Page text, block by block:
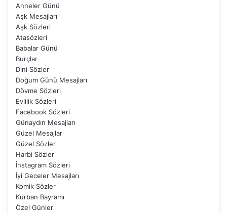
Anneler Günü
Aşk Mesajları
Aşk Sözleri
Atasözleri
Babalar Günü
Burçlar
Dini Sözler
Doğum Günü Mesajları
Dövme Sözleri
Evlilik Sözleri
Facebook Sözleri
Günaydın Mesajları
Güzel Mesajlar
Güzel Sözler
Harbi Sözler
İnstagram Sözleri
İyi Geceler Mesajları
Komik Sözler
Kurban Bayramı
Özel Günler